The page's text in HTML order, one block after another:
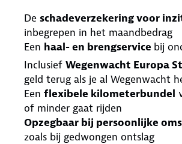
De schadeverzekering voor
inbegrepen in het maandbedrag
Een haal- en brengservice bij
Inclusief Wegenwacht Europa
geld terug als je al Wegenwacht
Een flexibele kilometerbundel
of minder gaat rijden
Opzegbaar bij persoonlijke
zoals bij gedwongen ontslag